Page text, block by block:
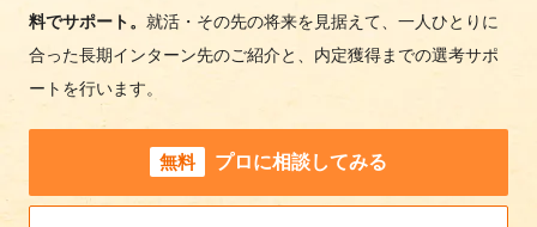
料でサポート。 就活・その先の将来を見据えて、一人ひとりに
合った長期インターン先のご紹介と、内定獲得までの選考サポ
ートを行います。
無料 プロに相談してみる